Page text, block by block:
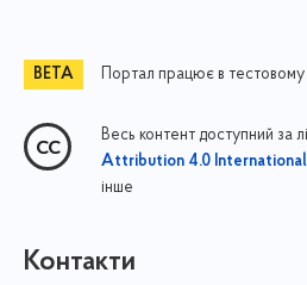
Портал працює в тестовому
Весь контент доступний за
Attribution 4.0 International
інше
Контакти